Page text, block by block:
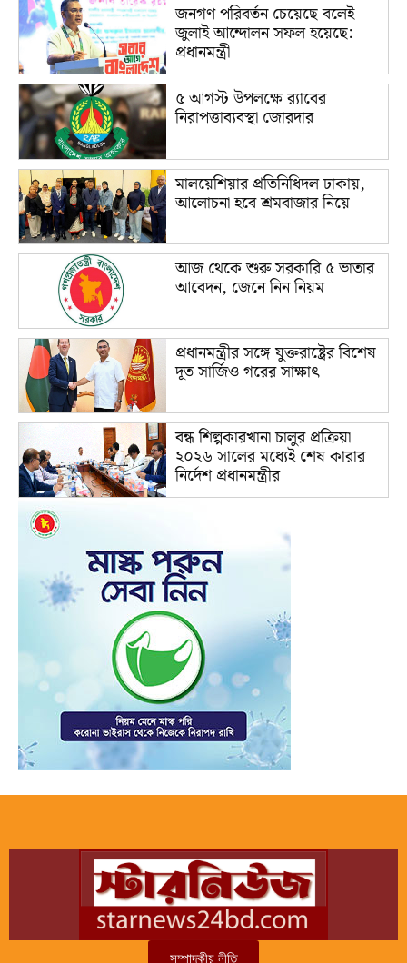
জনগণ পরিবর্তন চেয়েছে বলেই
জুলাই আন্দোলন সফল হয়েছে:
প্রধানমন্ত্রী
৫ আগস্ট উপলক্ষে র‌্যাবের
নিরাপত্তাব্যবস্থা জোরদার
মালয়েশিয়ার প্রতিনিধিদল ঢাকায়,
আলোচনা হবে শ্রমবাজার নিয়ে
আজ থেকে শুরু সরকারি ৫ ভাতার
আবেদন, জেনে নিন নিয়ম
প্রধানমন্ত্রীর সঙ্গে যুক্তরাষ্ট্রের বিশেষ
দূত সার্জিও গরের সাক্ষাৎ
বন্ধ শিল্পকারখানা চালুর প্রক্রিয়া
২০২৬ সালের মধ্যেই শেষ কারার
নির্দেশ প্রধানমন্ত্রীর
সম্পাদকীয় নীতি